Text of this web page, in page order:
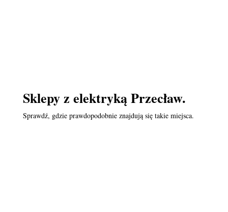
Sklepy z elektryką Przecław.
Sprawdź, gdzie prawdopodobnie znajdują się takie miejsca.